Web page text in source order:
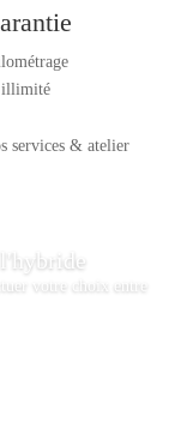
illimité
services & atelier
votre choix entre